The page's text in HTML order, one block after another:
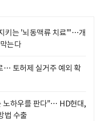
키는 '뇌동맥류 치료'"…개
는다
… 토허제 실거주 예외 확
노하우를 판다"… HD현대,
법 수출